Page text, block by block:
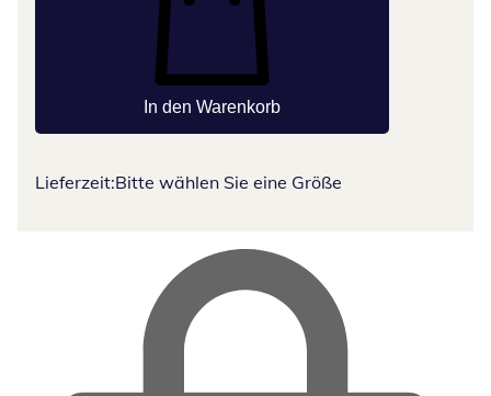
In den Warenkorb
Lieferzeit:Bitte wählen Sie eine Größe